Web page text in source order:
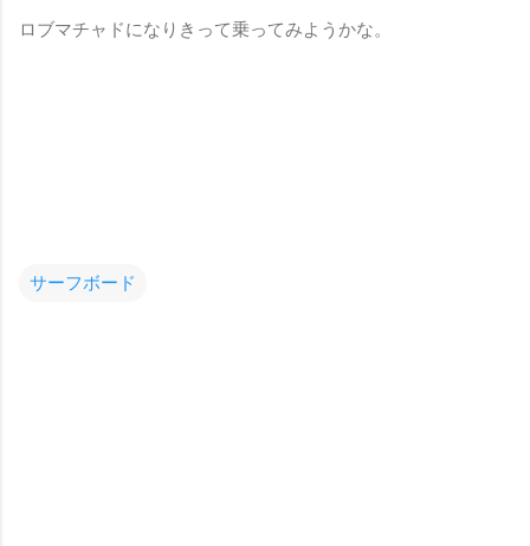
ロブマチャドになりきって乗ってみようかな。
サーフボード